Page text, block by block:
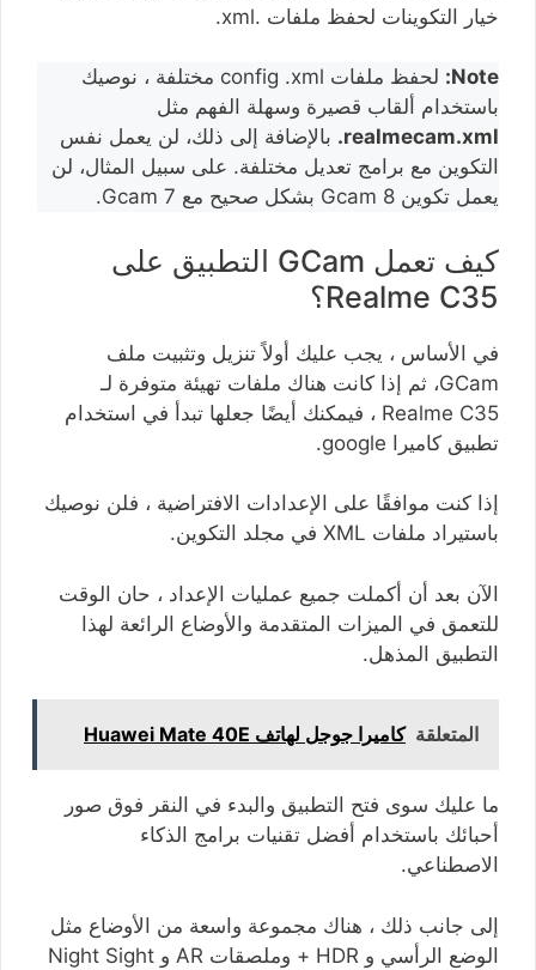
خيار التكوينات لحفظ ملفات .xml.
Note:
لحفظ ملفات config .xml مختلفة ، نوصيك
باستخدام ألقاب قصيرة وسهلة الفهم مثل
realmecam.xml. بالإضافة إلى ذلك، لن يعمل نفس
التكوين مع برامج تعديل مختلفة. على سبيل المثال، لن
يعمل تكوين Gcam 8 بشكل صحيح مع Gcam 7.
كيف تعمل GCam التطبيق على
Realme C35؟
في الأساس ، يجب عليك أولاً تنزيل وتثبيت ملف
GCam، ثم إذا كانت هناك ملفات تهيئة متوفرة لـ
Realme C35 ، فيمكنك أيضًا جعلها تبدأ في استخدام
تطبيق كاميرا google.
إذا كنت موافقًا على الإعدادات الافتراضية ، فلن نوصيك
باستيراد ملفات XML في مجلد التكوين.
الآن بعد أن أكملت جميع عمليات الإعداد ، حان الوقت
للتعمق في الميزات المتقدمة والأوضاع الرائعة لهذا
التطبيق المذهل.
المتعلقة كاميرا جوجل لهاتف Huawei Mate 40E
ما عليك سوى فتح التطبيق والبدء في النقر فوق صور
أحبائك باستخدام أفضل تقنيات برامج الذكاء
الاصطناعي.
إلى جانب ذلك ، هناك مجموعة واسعة من الأوضاع مثل
الوضع الرأسي و HDR + وملصقات AR و Night Sight